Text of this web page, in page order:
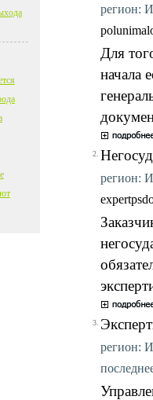
регион:
Для
начала
2.
регион:
3.
регион: